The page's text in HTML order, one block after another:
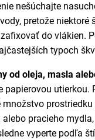
nešúchajte
pretože niektoré
do vlákien.
typoch
od oleja, masla
papierovou utierkou.
množstvo
alebo pracieho
vyperte podľa